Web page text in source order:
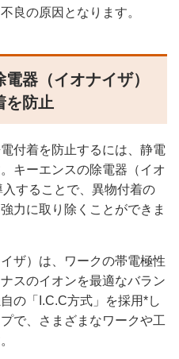
良の原因となります。
器（イオナイザ）
を防止
付着を防止するには、静電
キーエンスの除電器（イオ
入することで、異物付着の
力に取り除くことができま
ザ）は、ワークの帯電極性
スのイオンを最適なバラン
の「I.C.C方式」を採用*し
で、さまざまなワークや工